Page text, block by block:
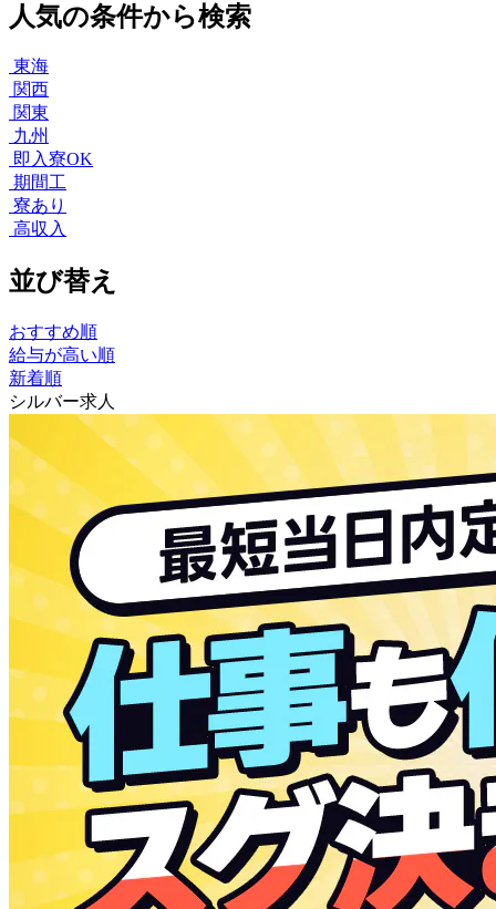
人気の条件から検索
東海
関西
関東
九州
即入寮OK
期間工
寮あり
高収入
並び替え
おすすめ順
給与が高い順
新着順
シルバー求人